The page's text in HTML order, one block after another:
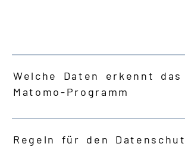
Welche Daten erkennt das
Matomo-Programm
Regeln für den